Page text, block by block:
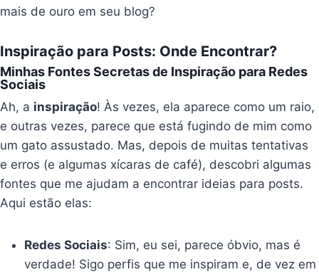
mais de ouro em seu blog?
Inspiração para Posts: Onde Encontrar?
Minhas Fontes Secretas de Inspiração para Redes
Sociais
Ah, a inspiração! Às vezes, ela aparece como um raio,
e outras vezes, parece que está fugindo de mim como
um gato assustado. Mas, depois de muitas tentativas
e erros (e algumas xícaras de café), descobri algumas
fontes que me ajudam a encontrar ideias para posts.
Aqui estão elas:
Redes Sociais: Sim, eu sei, parece óbvio, mas é
verdade! Sigo perfis que me inspiram e, de vez em